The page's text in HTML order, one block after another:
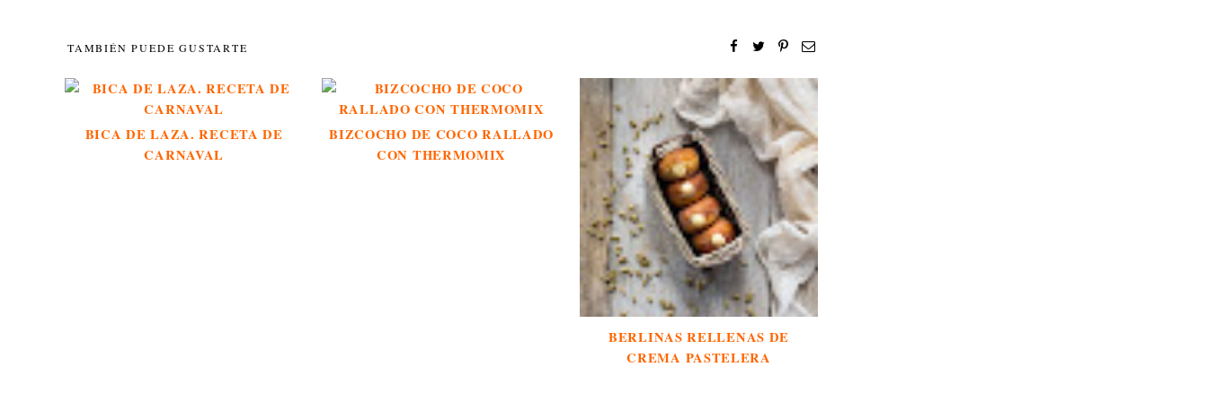
TAMBIÉN PUEDE GUSTARTE
BICA DE LAZA. RECETA DE
CARNAVAL
BIZCOCHO DE COCO RALLADO
CON THERMOMIX
BERLINAS RELLENAS DE
CREMA PASTELERA